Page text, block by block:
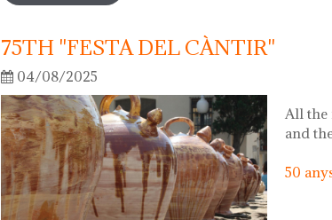
75TH "FESTA DEL CÀNTIR"
04/08/2025
All the
and
50